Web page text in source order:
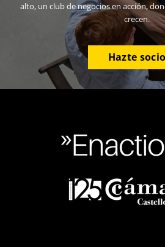
alto, un club de negocios en acción,
crecen.
Hazte socio